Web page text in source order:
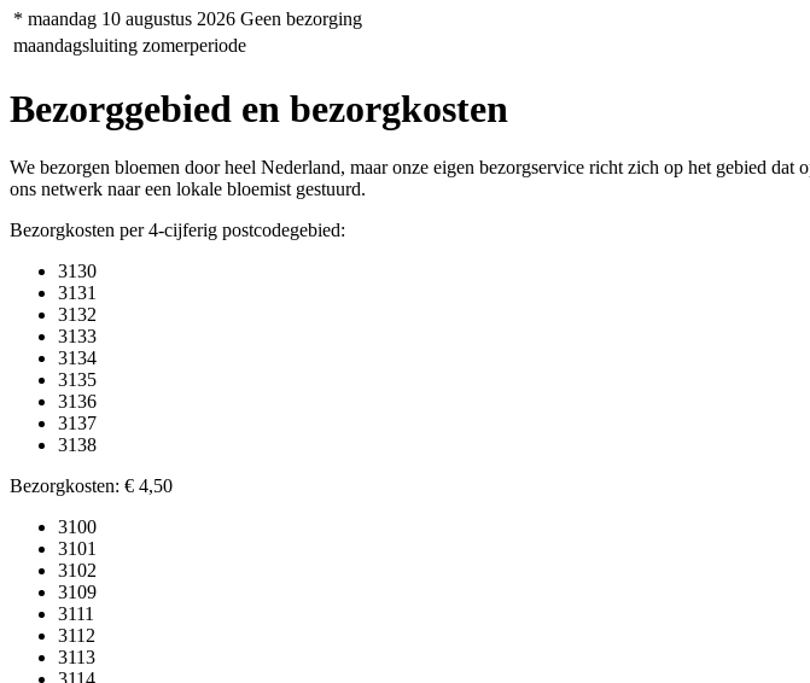
* maandag 10 augustus 2026 Geen bezorging
maandagsluiting zomerperiode
Bezorggebied en bezorgkosten
We bezorgen bloemen door heel Nederland, maar onze eigen bezorgservice richt zich op het gebied
ons netwerk naar een lokale bloemist gestuurd.
Bezorgkosten per 4-cijferig postcodegebied:
3130
3131
3132
3133
3134
3135
3136
3137
3138
Bezorgkosten: € 4,50
3100
3101
3102
3109
3111
3112
3113